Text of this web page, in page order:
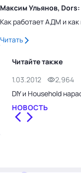
Максим Ульянов,
Как работает АДМ и
Читать
Читайте также
1.03.2012
2,964
DIY и Household
НОВОСТЬ